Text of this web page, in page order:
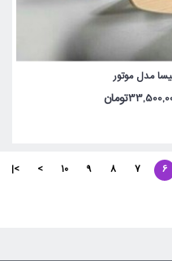
مدل موتور
6
7
8
9
10
>
>|